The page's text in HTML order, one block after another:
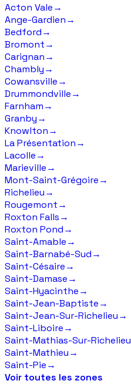
Acton Vale→
Ange-Gardien→
Bedford→
Bromont→
Carignan→
Chambly→
Cowansville→
Drummondville→
Farnham→
Granby→
Knowlton→
La Présentation→
Lacolle→
Marieville→
Mont-Saint-Grégoire→
Richelieu→
Rougemont→
Roxton Falls→
Roxton Pond→
Saint-Amable→
Saint-Barnabé-Sud→
Saint-Césaire→
Saint-Damase→
Saint-Hyacinthe→
Saint-Jean-Baptiste→
Saint-Jean-Sur-Richelieu→
Saint-Liboire→
Saint-Mathias-Sur-Richelieu
Saint-Mathieu→
Saint-Pie→
Voir toutes les zones